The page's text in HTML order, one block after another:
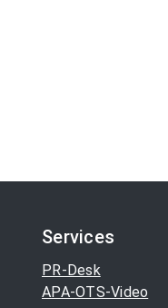
Services
PR-Desk
APA-OTS-Video